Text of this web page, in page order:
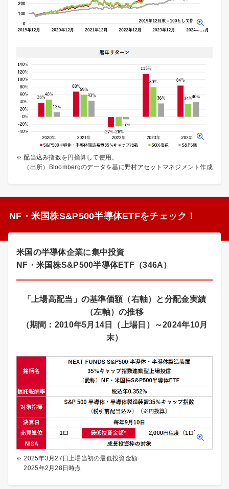
配当込み指数を円換算して使用。
（出所）Bloombergのデータを基に野村アセットマネジメント作成
NF・米国株S&P500半導体ETFをチェック！
米国の半導体企業に集中投資
NF・米国株S&P500半導体ETF（346A）
「上場高配当」の基準価額（右軸）と分配金実績
（左軸）の推移
（期間：2010年5月14日（上場日）～2024年10月
末）
2025年3月27日上場当初の最低投資金額
2025年2月28日時点